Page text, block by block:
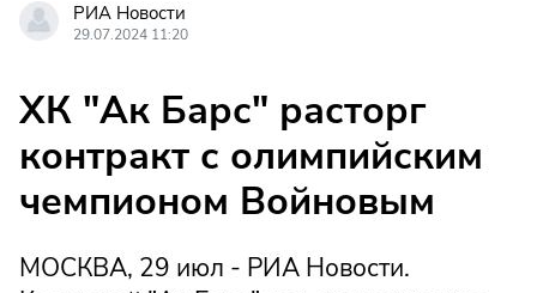
РИА Новости
29.07.2024 11:20
ХК "Ак Барс" расторг
контракт с олимпийским
чемпионом Войновым
МОСКВА, 29 июл - РИА Новости.